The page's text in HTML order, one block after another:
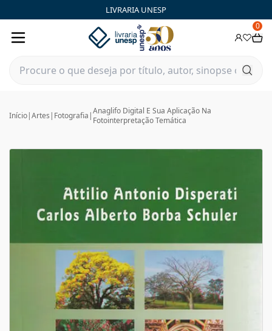
LIVRARIA UNESP
0
Início|Artes | Fotografia |Anaglifo Digital E Sua Aplicação Na
Fotointerpretação Temática